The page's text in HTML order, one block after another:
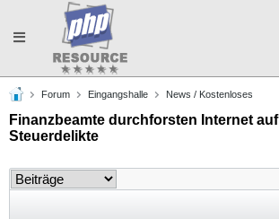
Toggle
navigation
Forum Eingangshalle News / Kostenloses
Finanzbeamte durchforsten Internet auf
Steuerdelikte